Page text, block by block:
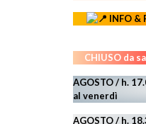
INFO &
CHIUSO da
AGOSTO / h.
al venerdì
AGOSTO/ h.